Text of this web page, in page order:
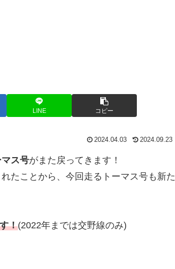
LINE コピー
2024.04.03 2024.09.23
ス号がまた戻ってきます！
たことから、今回走るトーマス号も新た
！(2022年までは交野線のみ)